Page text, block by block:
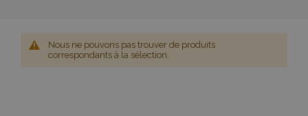
Nous ne pouvons pas trouver de produits
correspondants à la sélection.